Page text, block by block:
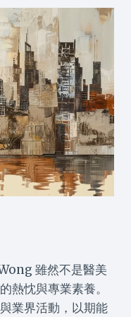
雖然不是醫美
熱忱與專業素養。
業界活動，以期能